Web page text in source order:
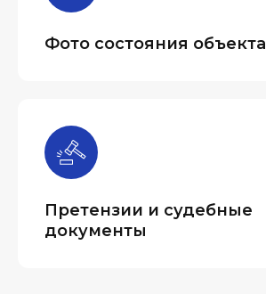
Фото состояния объекта
Претензии и судебные
документы